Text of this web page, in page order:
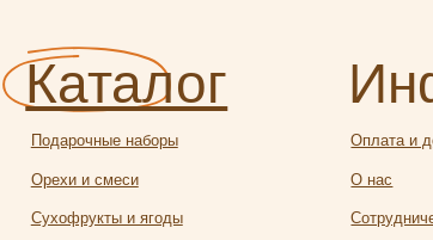
из Греции
и ягоды в шоколаде Частые вопросы
Публичная оферта
и пряности